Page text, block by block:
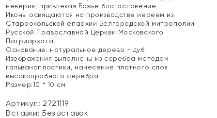
неверия, привлекая Божье благословение
Иконы освящаются на производстве иереем из
Староокольской епархии Белгородской митрополии
Русской Православной Церкви Московского
Патриархата
Основание: натуральное дерево - дуб
Изображения выполнены из серебра методом
гальванопластики, нанесение плотного слоя
высокопробного серебра
Размер:10 * 10 см
Артикул: 2721119
Вставки:Без вставок